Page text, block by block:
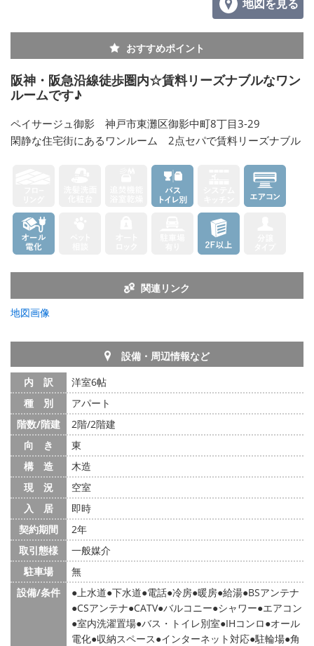
地図を見る
おすすめポイント
阪神・阪急沿線徒歩圏内☆賃料リーズナブルなワン
ルームです♪
ペイサージュ御影 神戸市東灘区御影中町8丁目3-29
閑静な住宅街にあるワンルーム 2点セパで賃料リーズナブル
関連リンク
地図画像
設備・周辺情報など
内 訳
洋室6帖
種 別
アパート
階数/階建
2階/2階建
向 き
東
構 造
木造
現 況
空室
入 居
即時
契約期間
2年
取引態様
一般媒介
駐車場
無
設備/条件
上水道 下水道 電話 冷房 暖房 給湯 BSアンテナ
CSアンテナ CATV バルコニー シャワー エアコン
室内洗濯置場 バス・トイレ別室 IHコンロ オール
電化 収納スペース インターネット対応 駐輪場 角